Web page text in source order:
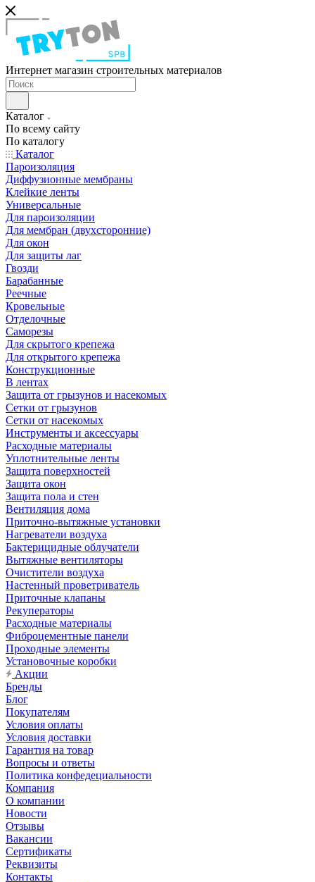
Интернет магазин строительных материалов
Каталог
По всему сайту
По каталогу
Каталог
Пароизоляция
Диффузионные мембраны
Клейкие ленты
Универсальные
Для пароизоляции
Для мембран (двухсторонние)
Для окон
Для защиты лаг
Гвозди
Барабанные
Реечные
Кровельные
Отделочные
Саморезы
Для скрытого крепежа
Для открытого крепежа
Конструкционные
В лентах
Защита от грызунов и насекомых
Сетки от грызунов
Сетки от насекомых
Инструменты и аксессуары
Расходные материалы
Уплотнительные ленты
Защита поверхностей
Защита окон
Защита пола и стен
Вентиляция дома
Приточно-вытяжные установки
Нагреватели воздуха
Бактерицидные облучатели
Вытяжные вентиляторы
Очистители воздуха
Настенный проветриватель
Приточные клапаны
Рекуператоры
Расходные материалы
Фиброцементные панели
Проходные элементы
Установочные коробки
Акции
Бренды
Блог
Покупателям
Условия оплаты
Условия доставки
Гарантия на товар
Вопросы и ответы
Политика конфедециальности
Компания
О компании
Новости
Отзывы
Вакансии
Сертификаты
Реквизиты
Контакты